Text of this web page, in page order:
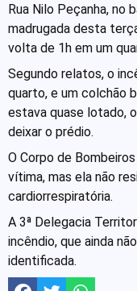
Rua Nilo Peçanha, no
madrugada desta
volta de 1h em um
Segundo relatos, o
quarto, e um colchão
estava quase lotado,
deixar o prédio.
O Corpo de
vítima, mas ela não
cardiorrespiratória.
A 3ª Delegacia
incêndio, que ainda
identificada.